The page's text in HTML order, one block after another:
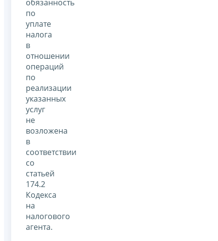
обязанность
по
уплате
налога
в
отношении
операций
по
реализации
указанных
услуг
не
возложена
в
соответствии
со
статьей
174.2
Кодекса
на
налогового
агента.